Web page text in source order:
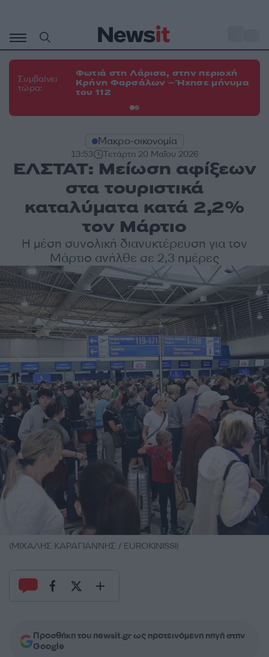
περιεχόμενο
Συμβαίνει
τώρα:
Φωτιά στη Λάρισα, στην περιοχή
Κρήνη Φαρσάλων – Ήχησε μήνυμα
του 112
Μακρο-οικονομία
13:53 Τετάρτη 20 Μαΐου 2026
ΕΛΣΤΑΤ: Μείωση αφίξεων
στα τουριστικά
καταλύματα κατά 2,2%
τον Μάρτιο
Η μέση συνολική διανυκτέρευση για τον
Μάρτιο ανήλθε σε 2,3 ημέρες
(ΜΙΧΑΛΗΣ ΚΑΡΑΓΙΑΝΝΗΣ / EUROKINISSI)
Προσθήκη του newsit.gr ως προτεινόμενη πηγή στην
Google